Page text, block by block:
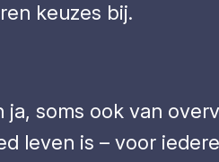
keuzes bij.
soms ook van
leven is – voor